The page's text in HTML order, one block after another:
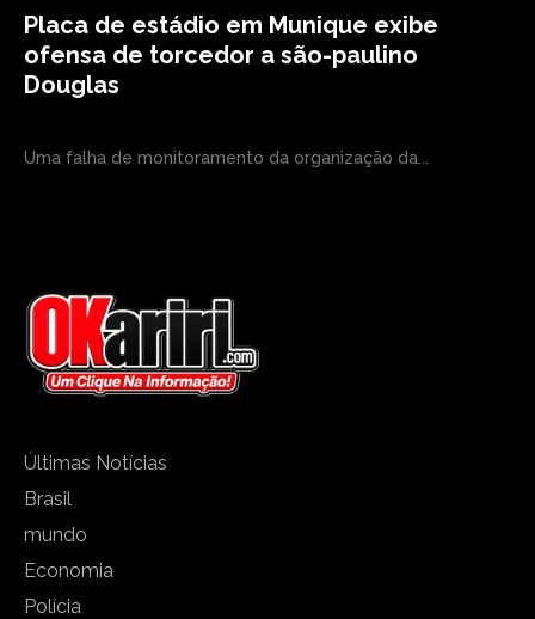
Placa de estádio em Munique exibe
ofensa de torcedor a são-paulino
Douglas
Uma falha de monitoramento da organização da...
Últimas Notícias
Brasil
mundo
Economia
Polícia